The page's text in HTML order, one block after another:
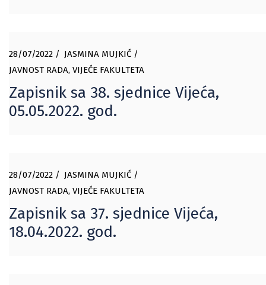
28/07/2022
JASMINA MUJKIĆ
JAVNOST RADA, VIJEĆE FAKULTETA
Zapisnik sa 38. sjednice Vijeća,
05.05.2022. god.
28/07/2022
JASMINA MUJKIĆ
JAVNOST RADA, VIJEĆE FAKULTETA
Zapisnik sa 37. sjednice Vijeća,
18.04.2022. god.